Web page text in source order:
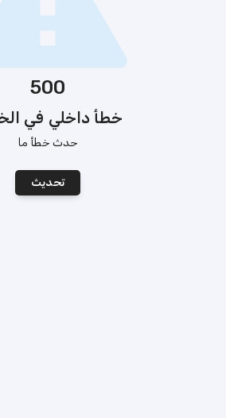
500
خطأ داخلي في
حدث خطأ ما
تحديث